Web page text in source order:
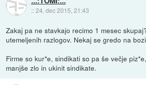
::24. dec 2015, 21:43
Zakaj pa ne stavkajo recimo 1 mesec
utemeljenih razlogov. Nekaj se gredo na
Firme so kur*e, sindikati so pa še večje
manjše zlo in ukinit sindikate.